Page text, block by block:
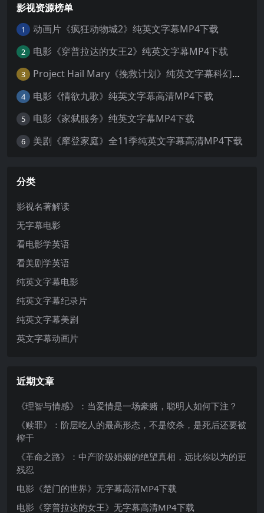
影视资源榜单
1 动画片《疯狂动物城2》纯英文字幕MP4下载
2 电影《穿普拉达的女王2》纯英文字幕MP4下载
3 Project Hail Mary《挽救计划》纯英文字幕科幻电影MP4下载
4 电影《情欲九歌》纯英文字幕高清MP4下载
5 电影《家弑服务》纯英文字幕MP4下载
6 美剧《摩登家庭》全11季纯英文字幕高清MP4下载
分类
影视名著解读
无字幕电影
看电影学英语
看美剧学英语
纯英文字幕电影
纯英文字幕纪录片
纯英文字幕美剧
英文字幕动画片
近期文章
《理智与情感》：当爱情是一场豪赌，聪明人如何下注？
《赎罪》：阶层吃人的最高形态，不是绞杀，是死后还要被
榨干
《革命之路》：中产阶级婚姻的绝望真相，远比你以为的更
残忍
电影《楚门的世界》无字幕高清MP4下载
电影《穿普拉达的女王》无字幕高清MP4下载